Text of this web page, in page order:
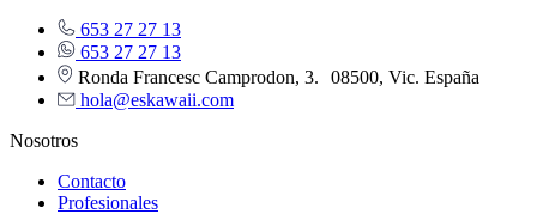
653 27 27 13
653 27 27 13
Ronda Francesc Camprodon, 3. 08500, Vic. España
hola@eskawaii.com
Nosotros
Contacto
Profesionales